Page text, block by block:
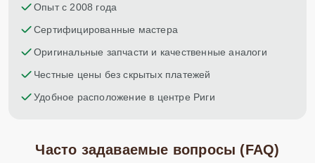
Опыт с 2008 года
Сертифицированные мастера
Оригинальные запчасти и качественные аналоги
Честные цены без скрытых платежей
Удобное расположение в центре Риги
Часто задаваемые вопросы (FAQ)